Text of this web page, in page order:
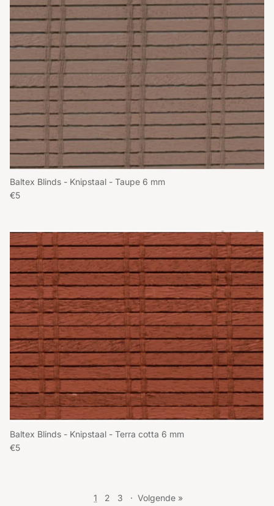
Baltex Blinds - Knipstaal - Taupe 6 mm
Reguliere prijs
€5
Baltex Blinds - Knipstaal - Terra cotta 6 mm
Reguliere prijs
€5
1 2 3 · Volgende »